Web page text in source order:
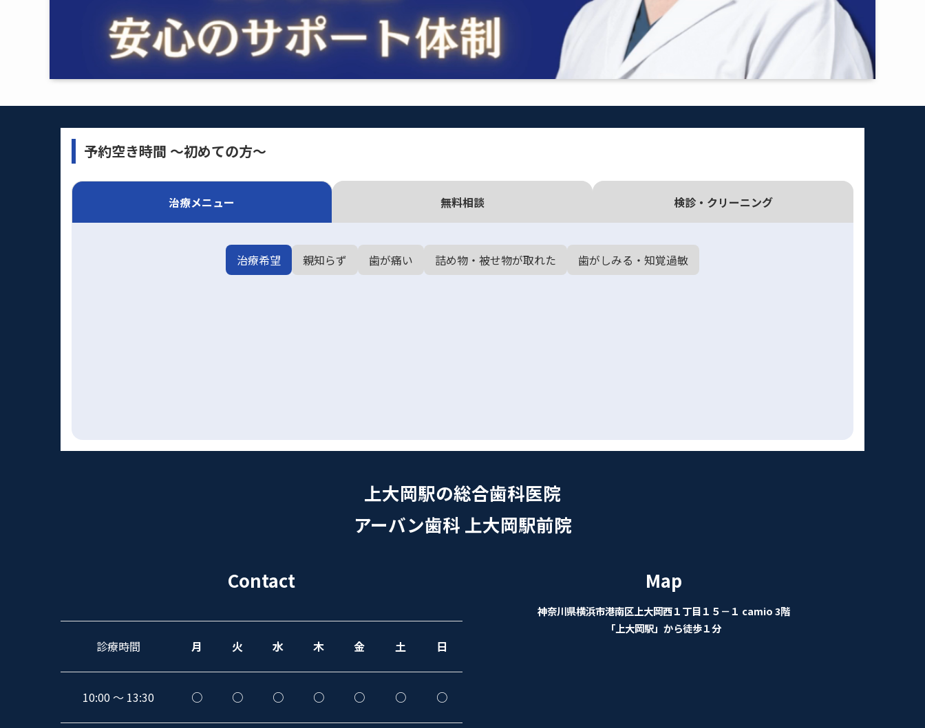
予約空き時間 〜初めての方〜
治療メニュー 無料相談 検診・ クリーニング
治療希望 親知らず 歯が痛い 詰め物・被せ物が取れた 歯がしみる・知覚過敏
上大岡駅の総合歯科医院
アーバン歯科 上大岡駅前院
Contact
診療時間 月 火 水 木 金 土 日
10:00 〜 13:30 ○ ○ ○ ○ ○ ○ ○
Map
神奈川県横浜市港南区上大岡西１丁目１５－１ camio 3階
「上大岡駅」から徒歩１分